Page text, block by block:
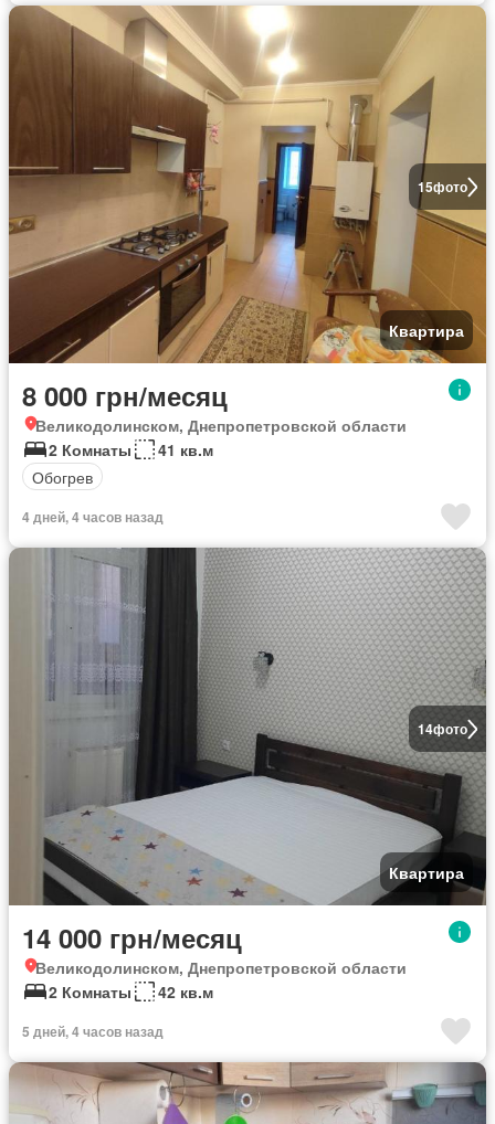
15фото
Квартира
8 000 грн/месяц
Великодолинском, Днепропетровской области
2 Комнаты
41 кв.м
Обогрев
4 дней, 4 часов назад
14фото
Квартира
14 000 грн/месяц
Великодолинском, Днепропетровской области
2 Комнаты
42 кв.м
5 дней, 4 часов назад